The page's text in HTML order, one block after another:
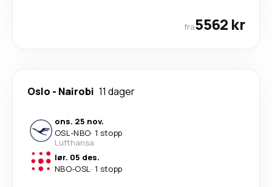
fra5562 kr
Oslo - Nairobi 11 dager
ons. 25 nov.
OSL-NBO· 1 stopp
Lufthansa
lør. 05 des.
NBO-OSL · 1 stopp